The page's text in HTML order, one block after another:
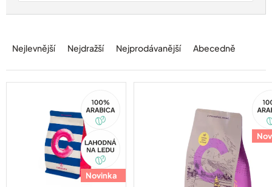
e
n
Nejlevnější Nejdražší Nejprodávanější Abecedně
Arabica
Novinka
Akce